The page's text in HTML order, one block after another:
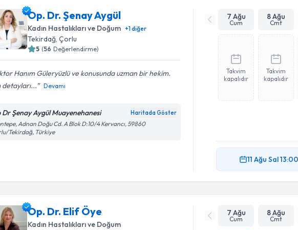
Op. Dr. Şenay Aygül
Kadın Hastalıkları ve Doğum +1diğer
Tekirdağ, Çorlu
5 (56 Değerlendirme)
Hanım Güleryüzlü ve konusunda uzman bir hekim.
detayları...
Devamı
Dr Şenay Aygül Muayenehanesi Haritada Göster
Adnan Doğu Cd. A Blok D:10/4 Kervancı, 59860
Tekirdağ, Türkiye
7 Ağu
Cum
8 Ağu
Cmt
Takvim
kapalıdır
Takvim
kapalıdır
11 Ağu Sal13:00
Op. Dr. Elif Öye
Kadın Hastalıkları ve Doğum
7 Ağu
Cum
8 Ağu
Cmt